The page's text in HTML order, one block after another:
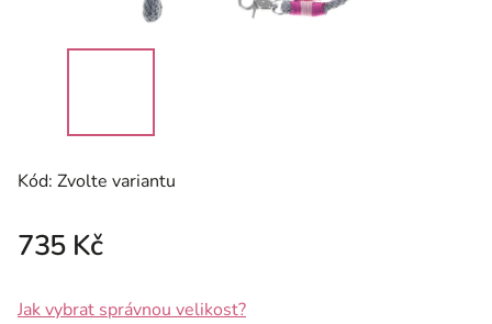
Kód: Zvolte variantu
735 Kč
Jak vybrat správnou velikost?